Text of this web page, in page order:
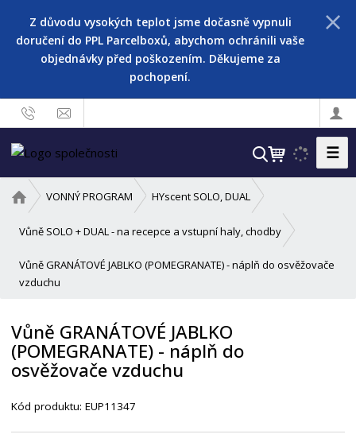
Z důvodu vysokých teplot jsme dočasně vypnuli
doručení do PPL Parcelboxů, abychom ochránili vaše
objednávky před poškozením. Děkujeme za
pochopení.
V
e
a
☰
v
o
n
í
r
a
n
VONNÝ PROGRAM HYscent SOLO, DUAL
Vůně SOLO + DUAL - na recepce a vstupní haly, chodby
Vůně GRANÁTOVÉ JABLKO (POMEGRANATE) - náplň do osvěžovače
vzduchu
Vůně GRANÁTOVÉ JABLKO
(POMEGRANATE) - náplň do
osvěžovače vzduchu
Kód produktu:EUP11347